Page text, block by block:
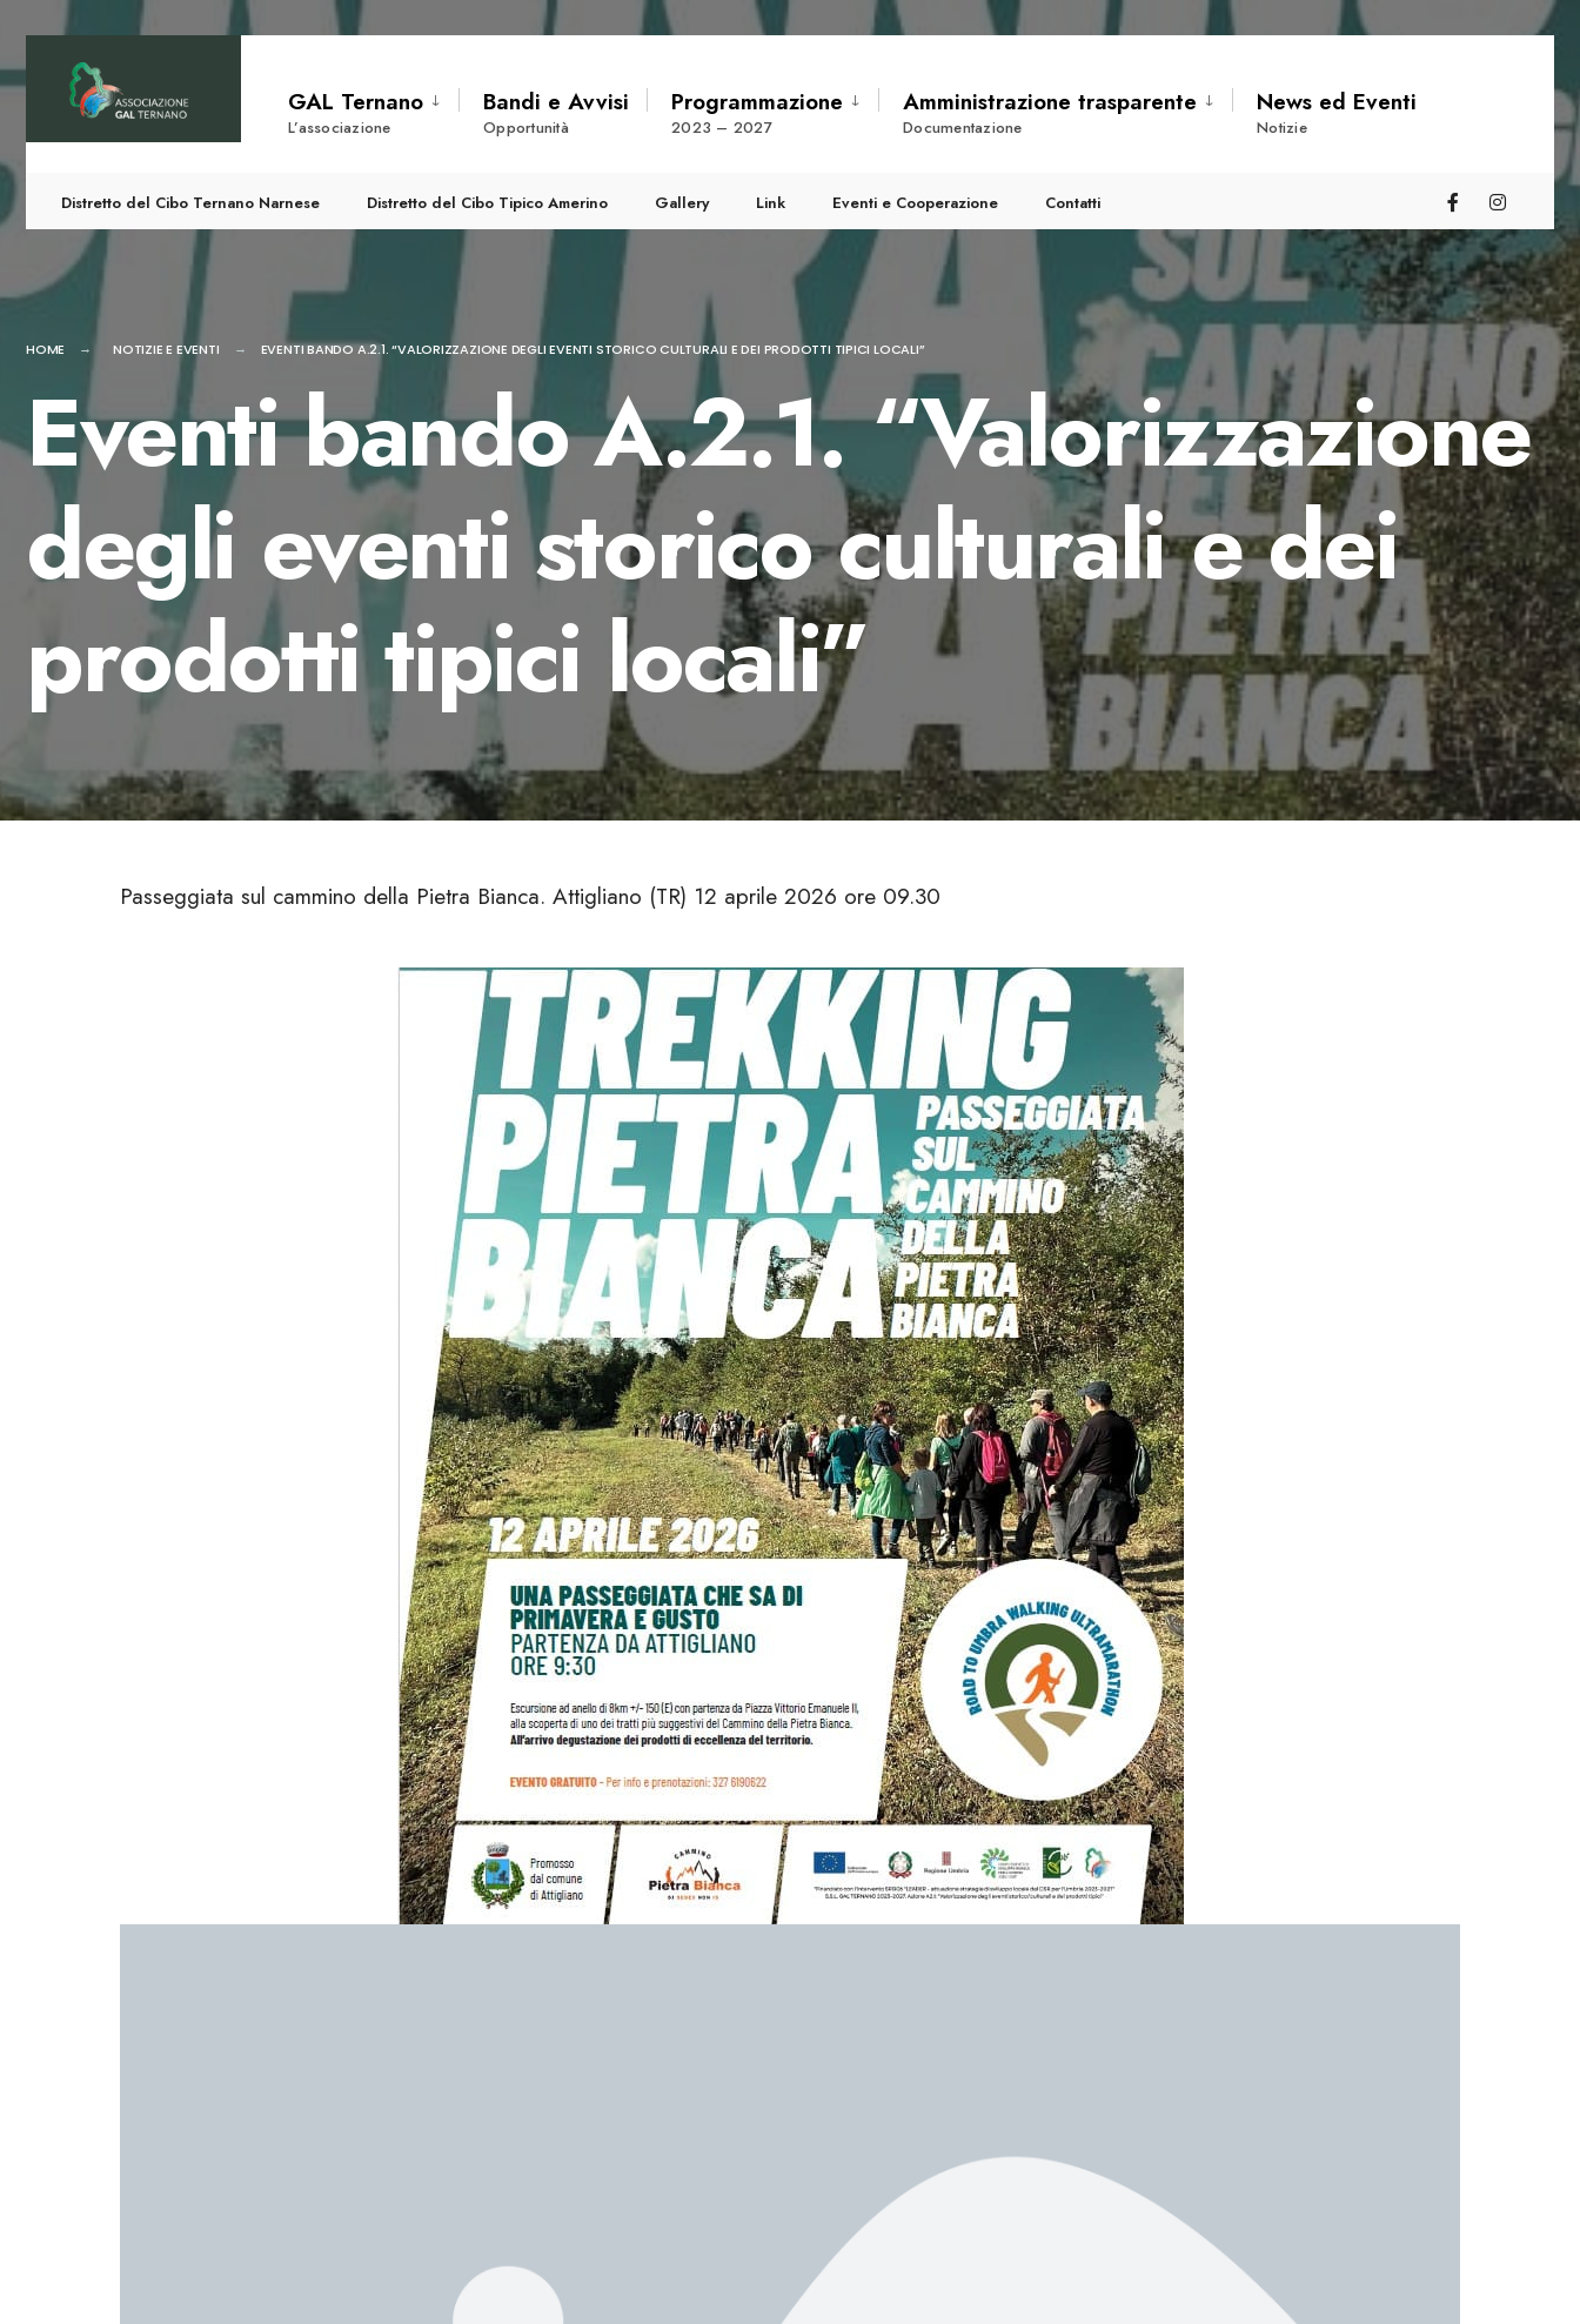
GAL Ternano
L’associazione
Bandi e Avvisi
Opportunità
Programmazione
2023 – 2027
Amministrazione trasparente
Documentazione
News ed Eventi
Notizie
Distretto del Cibo Ternano Narnese Distretto del Cibo Tipico Amerino Gallery Link Eventi e Cooperazione Contatti
HOME NOTIZIE E EVENTI EVENTI BANDO A.2.1. “VALORIZZAZIONE DEGLI EVENTI STORICO CULTURALI E DEI PRODOTTI TIPICI LOCALI”
Eventi bando A.2.1. “Valorizzazione
degli eventi storico culturali e dei
prodotti tipici locali”
Passeggiata sul cammino della Pietra Bianca. Attigliano (TR) 12 aprile 2026 ore 09.30